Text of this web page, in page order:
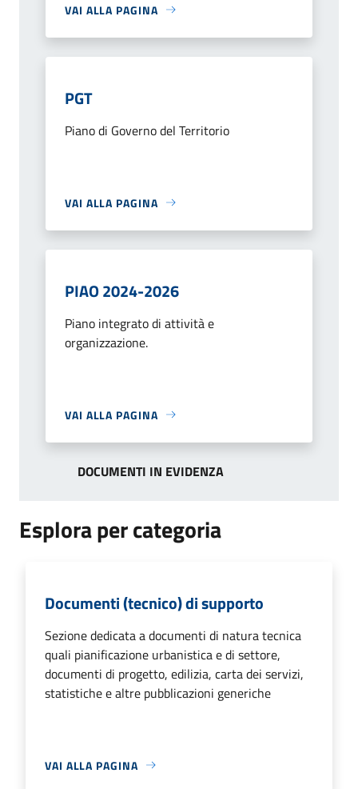
VAI ALLA PAGINA
PGT
Piano di Governo del Territorio
VAI ALLA PAGINA
PIAO 2024-2026
Piano integrato di attività e
organizzazione.
VAI ALLA PAGINA
DOCUMENTI IN EVIDENZA
Esplora per categoria
Documenti (tecnico) di supporto
Sezione dedicata a documenti di natura tecnica
quali pianificazione urbanistica e di settore,
documenti di progetto, edilizia, carta dei servizi,
statistiche e altre pubblicazioni generiche
VAI ALLA PAGINA